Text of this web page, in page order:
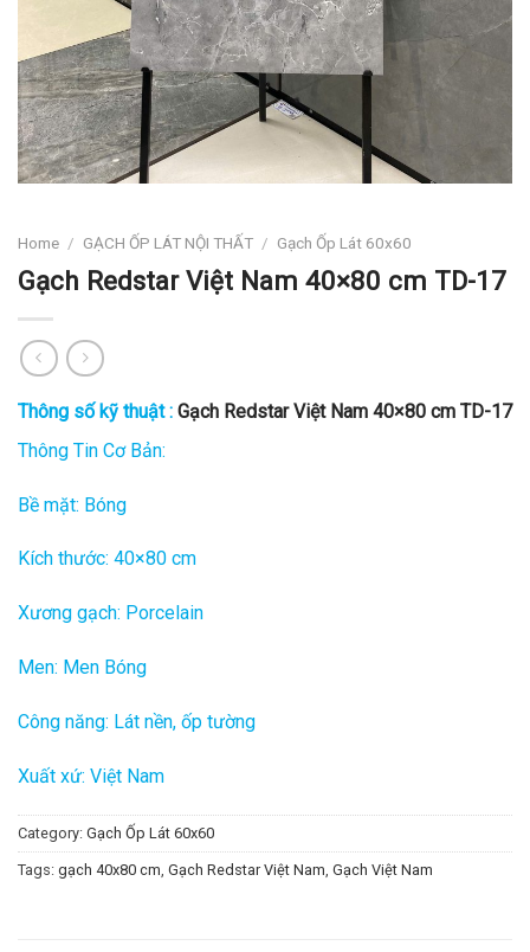
Home / GẠCH ỐP LÁT NỘI THẤT / Gạch Ốp Lát 60x60
Gạch Redstar Việt Nam 40×80 cm TD-17
Thông số kỹ thuật : Gạch Redstar Việt Nam 40×80 cm TD-17
Thông Tin Cơ Bản:
Bề mặt: Bóng
Kích thước: 40×80 cm
Xương gạch: Porcelain
Men: Men Bóng
Công năng: Lát nền, ốp tường
Xuất xứ: Việt Nam
Category: Gạch Ốp Lát 60x60
Tags: gạch 40x80 cm, Gạch Redstar Việt Nam, Gạch Việt Nam